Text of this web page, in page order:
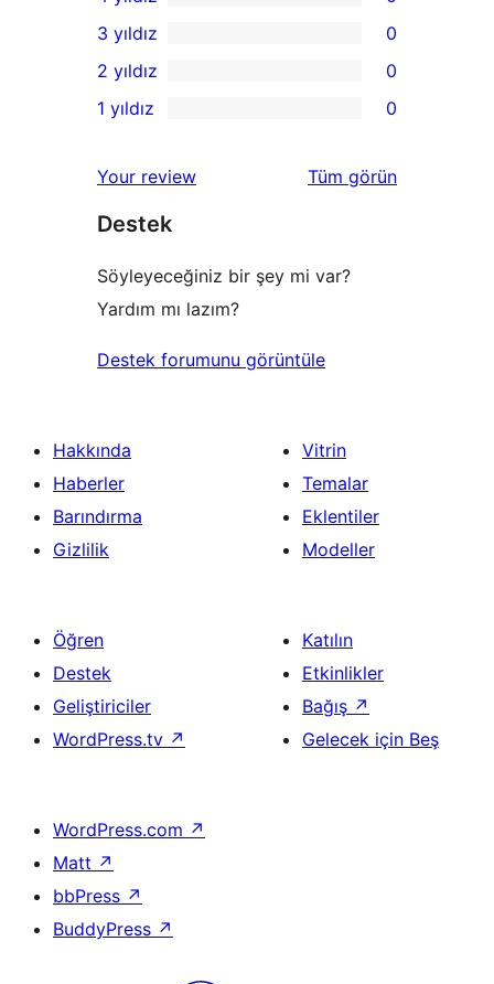
5
yıldızlı
inceleme
4
yıldızlı
inceleme
0
3
yıldızlı
3 yıldız 0
2
inceleme
2 yıldız 0
yıldızlı
inceleme
1 yıldız 0
Your review Tüm değerlendirmeleri
görün
Destek
Söyleyeceğiniz bir şey mi var?
Yardım mı lazım?
Destek forumunu görüntüle
Hakkında
Haberler
Barındırma
Gizlilik
Vitrin
Temalar
Eklentiler
Modeller
Öğren
Destek
Geliştiriciler
WordPress.tv ↗
Katılın
Etkinlikler
Bağış ↗
Gelecek için Beş
WordPress.com ↗
Matt ↗
bbPress ↗
BuddyPress ↗